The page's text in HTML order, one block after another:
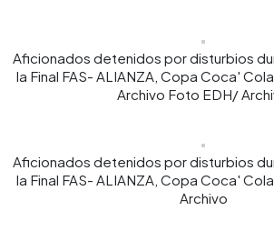
Aficionados detenidos por disturbios
la Final FAS- ALIANZA, Copa Coca'
Archivo Foto EDH/
Aficionados detenidos por disturbios
la Final FAS- ALIANZA, Copa Coca'
Archivo